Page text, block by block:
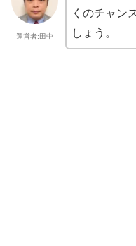
運営者:田中
くのチャン
しょう。